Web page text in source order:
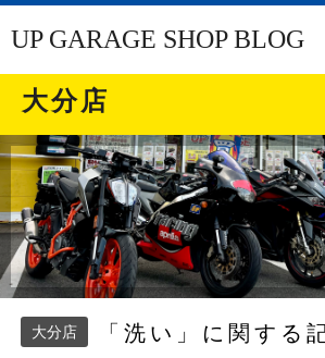
UP GARAGE SHOP BLOG
大分店
大分店 「洗い」に関する